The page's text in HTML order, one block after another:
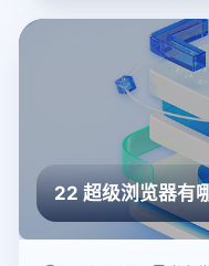
22 超级浏览器有